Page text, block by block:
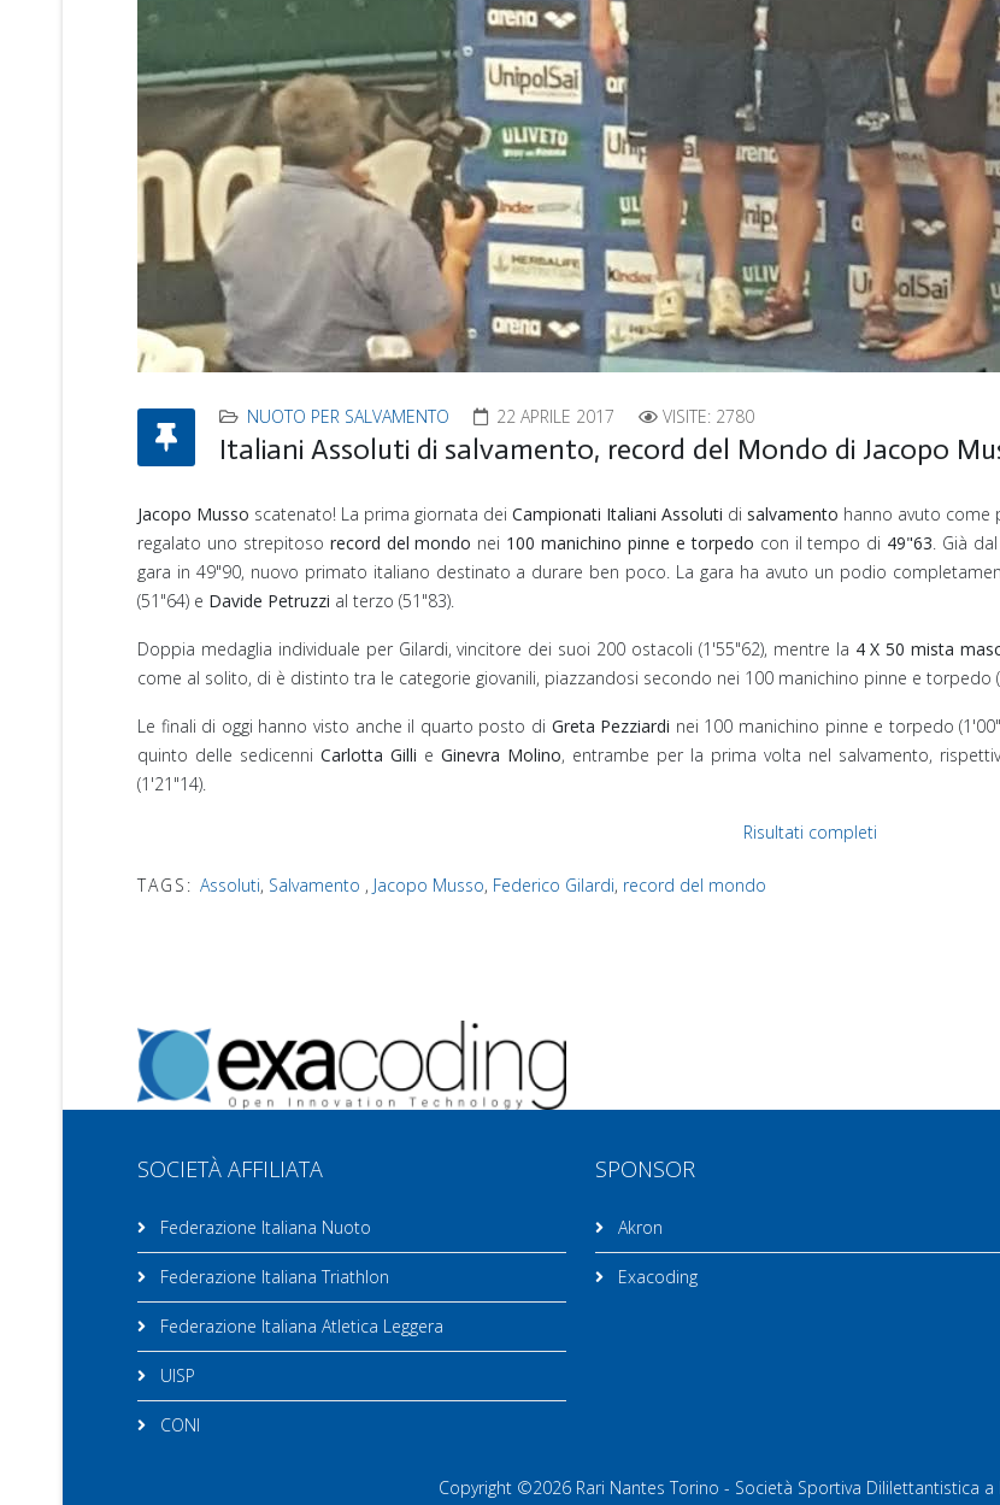
NUOTO PER SALVAMENTO 22 APRILE 2017 VISITE: 2780
Italiani Assoluti di salvamento, record del Mondo di Jacopo
Jacopo Musso scatenato! La prima giornata dei Campionati Italiani Assoluti di salvamento hanno avuto come
regalato uno strepitoso record del mondo nei 100 manichino pinne e torpedo con il tempo di 49"63. Già
gara in 49"90, nuovo primato italiano destinato a durare ben poco. La gara ha avuto un podio
(51"64) e Davide Petruzzi al terzo (51"83).
Doppia medaglia individuale per Gilardi, vincitore dei suoi 200 ostacoli (1'55"62), mentre la 4 X 50 mista
come al solito, di è distinto tra le categorie giovanili, piazzandosi secondo nei 100 manichino pinne e torpedo
Le finali di oggi hanno visto anche il quarto posto di Greta Pezziardi nei 100 manichino pinne e torpedo
quinto delle sedicenni Carlotta Gilli e Ginevra Molino, entrambe per la prima volta nel salvamento,
(1'21"14).
Risultati completi
TAGS: Assoluti, Salvamento , Jacopo Musso, Federico Gilardi, record del mondo
SOCIETÀ AFFILIATA
Federazione Italiana Nuoto
Federazione Italiana Triathlon
Federazione Italiana Atletica Leggera
UISP
CONI
SPONSOR
Akron
Exacoding
Copyright ©2026 Rari Nantes Torino - Società Sportiva Dililettantistica